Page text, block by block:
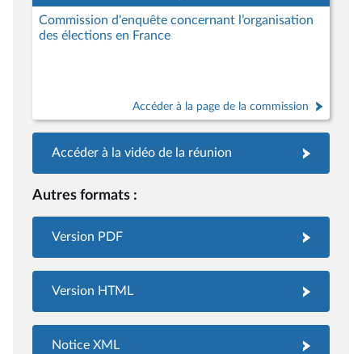
Commission d'enquête concernant l’organisation
des élections en France
Accéder à la page de la commission
Accéder à la vidéo de la réunion
Autres formats :
Version PDF
Version HTML
Notice XML